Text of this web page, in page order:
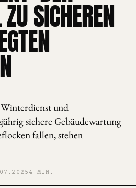
SICHEREN
und
sichere Gebäudewartung
fallen, stehen
4 MIN.